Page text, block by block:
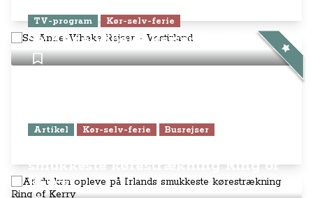
TV-program Kør-selv-ferie
Se Anne-Vibeke Rejser - Vestirland
Artikel Kør-selv-ferie Busrejser
smukkeste kørestrækning Ring of
Kerry